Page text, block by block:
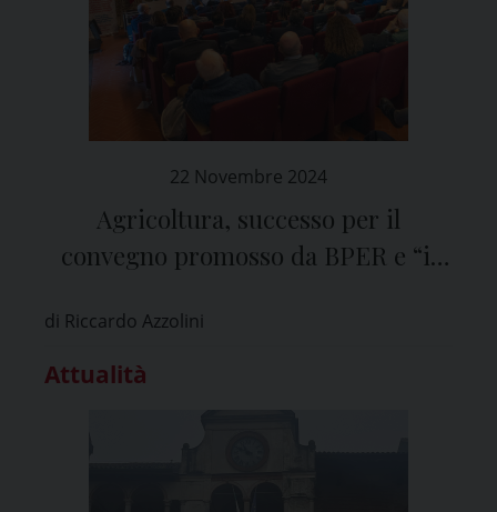
22 Novembre 2024
Agricoltura, successo per il
convegno promosso da BPER e “il
di Riccardo Azzolini
Attualità